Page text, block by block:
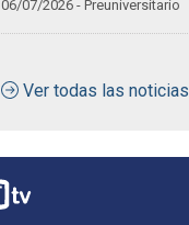
06/07/2026 - Preuniversitario
Ver todas las noticias